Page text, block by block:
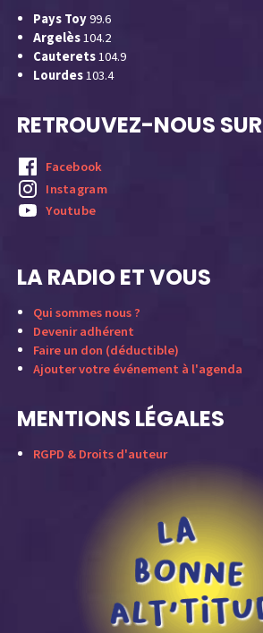
Pays Toy99.6
Argelès104.2
Cauterets104.9
Lourdes103.4
RETROUVEZ-NOUS SUR
Facebook
Instagram
Youtube
LA RADIO ET VOUS
Qui sommes nous ?
Devenir adhérent
Faire un don (déductible)
Ajouter votre événement à l'agenda
MENTIONS LÉGALES
RGPD & Droits d'auteur